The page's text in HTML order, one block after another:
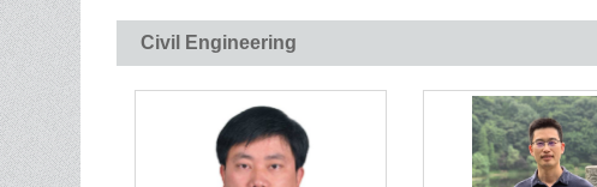
Civil Engineering